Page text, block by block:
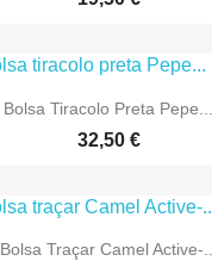
Bolsa Tiracolo Preta Pepe...
32,50 €
Bolsa Traçar Camel Active-...